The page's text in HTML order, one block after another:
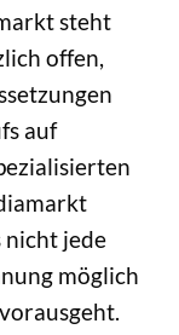
steht
offen,
auf
nicht jede
möglich